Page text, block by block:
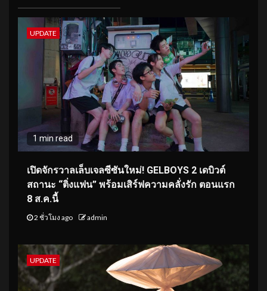
UPDATE
1 min read
เปิดจักรวาลเล็บเจลซีซันใหม่! GELBOYS 2 เดบิวต์
สถานะ “ติ่งแฟน” พร้อมเสิร์ฟความคลั่งรัก ตอนแรก
8 ส.ค.นี้
2 ชั่วโมง ago admin
UPDATE